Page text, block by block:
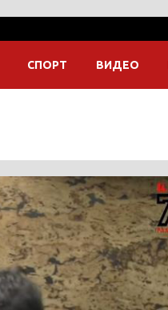
СПОРТ ВИДЕО